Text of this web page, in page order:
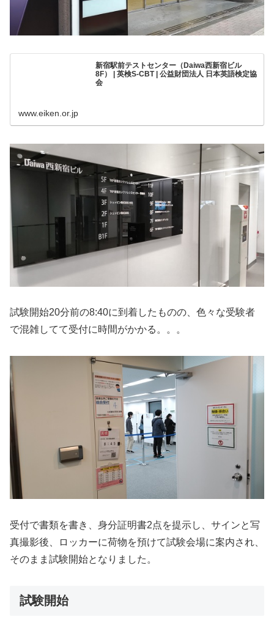
新宿駅前テストセンター（Daiwa西新宿ビル
8F） | 英検S-CBT | 公益財団法人 日本英語検定協
会
www.eiken.or.jp
試験開始20分前の8:40に到着したものの、色々な受験者
で混雑してて受付に時間がかかる。。。
受付で書類を書き、身分証明書2点を提示し、サインと写
真撮影後、ロッカーに荷物を預けて試験会場に案内され、
そのまま試験開始となりました。
試験開始